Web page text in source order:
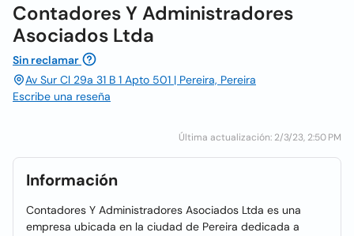
Contadores Y Administradores
Asociados Ltda
Sin reclamar
Av Sur Cl 29a 31 B 1 Apto 501 | Pereira, Pereira
Escribe una reseña
Última actualización: 2/3/23, 2:50 PM
Información
Contadores Y Administradores Asociados Ltda es una
empresa ubicada en la ciudad de Pereira dedicada a